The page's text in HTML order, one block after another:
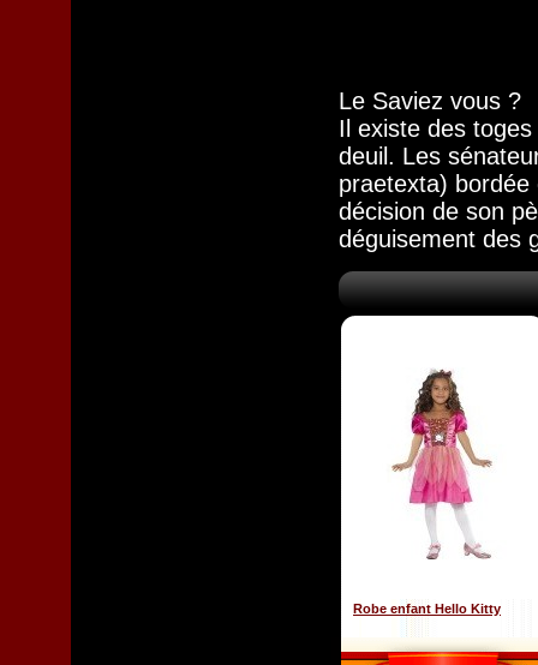
Le Saviez vous ?
Il existe des
deuil. Les
praetexta)
décision de son
déguisement des
Robe enfant Hello Kitty